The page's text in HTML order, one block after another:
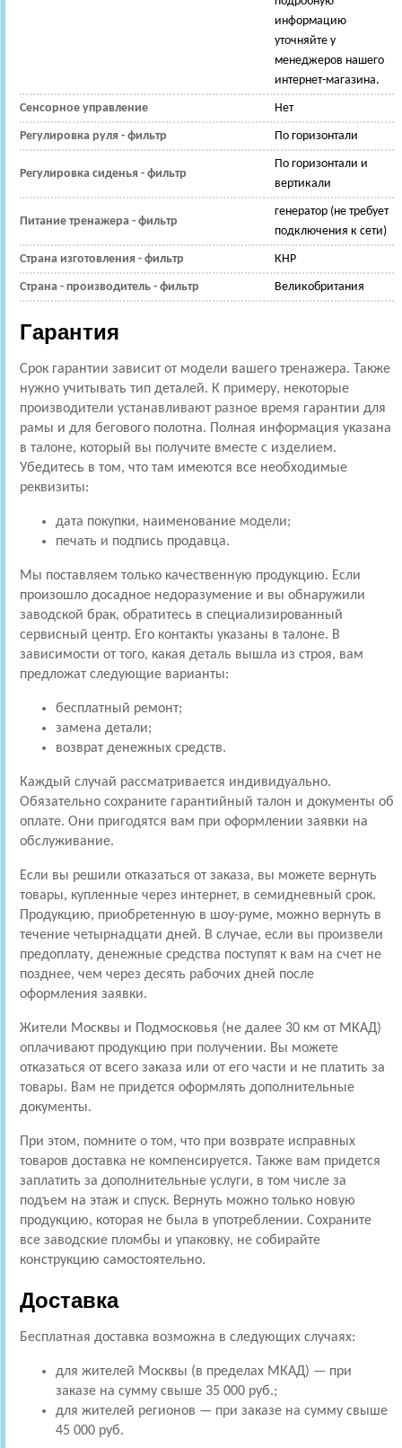
информацию
уточняйте у
менеджеров нашего
интернет-магазина.
Сенсорное управление Нет
Регулировка руля - фильтр По горизонтали
Регулировка сиденья - фильтр
По горизонтали и
вертикали
Питание тренажера - фильтр
генератор (не требует
подключения к сети)
Страна изготовления - фильтр КНР
Страна - производитель - фильтр Великобритания
Гарантия
Срок гарантии зависит от модели вашего тренажера. Также
нужно учитывать тип деталей. К примеру, некоторые
производители устанавливают разное время гарантии для
рамы и для бегового полотна. Полная информация указана
в талоне, который вы получите вместе с изделием.
Убедитесь в том, что там имеются все необходимые
реквизиты:
дата покупки, наименование модели;
печать и подпись продавца.
Мы поставляем только качественную продукцию. Если
произошло досадное недоразумение и вы обнаружили
заводской брак, обратитесь в специализированный
сервисный центр. Его контакты указаны в талоне. В
зависимости от того, какая деталь вышла из строя, вам
предложат следующие варианты:
бесплатный ремонт;
замена детали;
возврат денежных средств.
Каждый случай рассматривается индивидуально.
Обязательно сохраните гарантийный талон и документы об
оплате. Они пригодятся вам при оформлении заявки на
обслуживание.
Если вы решили отказаться от заказа, вы можете вернуть
товары, купленные через интернет, в семидневный срок.
Продукцию, приобретенную в шоу-руме, можно вернуть в
течение четырнадцати дней. В случае, если вы произвели
предоплату, денежные средства поступят к вам на счет не
позднее, чем через десять рабочих дней после
оформления заявки.
Жители Москвы и Подмосковья (не далее 30 км от МКАД)
оплачивают продукцию при получении. Вы можете
отказаться от всего заказа или от его части и не платить за
товары. Вам не придется оформлять дополнительные
документы.
При этом, помните о том, что при возврате исправных
товаров доставка не компенсируется. Также вам придется
заплатить за дополнительные услуги, в том числе за
подъем на этаж и спуск. Вернуть можно только новую
продукцию, которая не была в употреблении. Сохраните
все заводские пломбы и упаковку, не собирайте
конструкцию самостоятельно.
Доставка
Бесплатная доставка возможна в следующих случаях:
для жителей Москвы (в пределах МКАД) — при
заказе на сумму свыше 35 000 руб.;
для жителей регионов — при заказе на сумму свыше
45 000 руб.